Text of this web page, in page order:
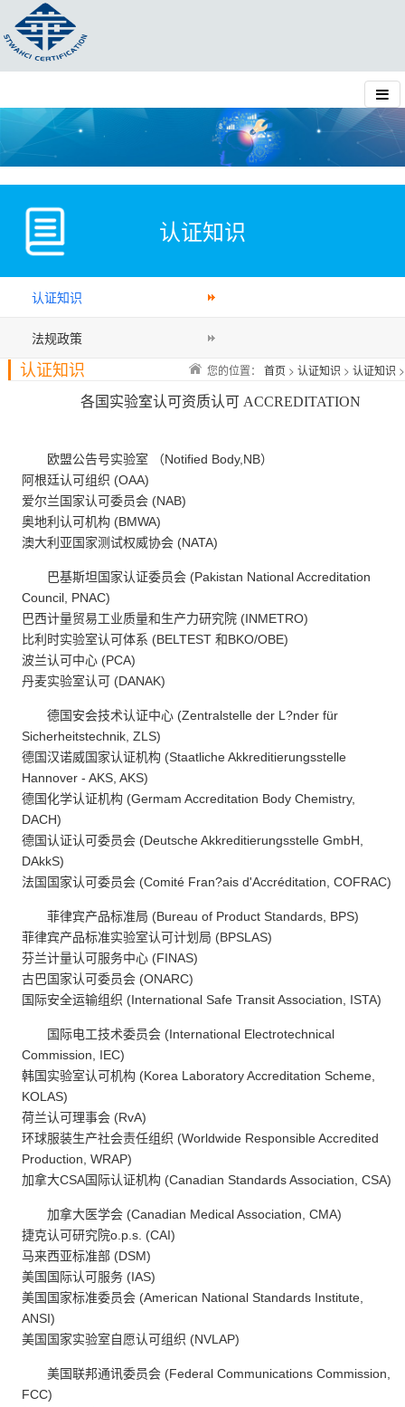
认证知识
认证知识
法规政策
认证知识
您的位置： 首页 > 认证知识 > 认证知识 >
各国实验室认可资质认可 ACCREDITATION
欧盟公告号实验室 （Notified Body,NB）
阿根廷认可组织 (OAA)
爱尔兰国家认可委员会 (NAB)
奥地利认可机构 (BMWA)
澳大利亚国家测试权威协会 (NATA)
巴基斯坦国家认证委员会 (Pakistan National Accreditation
Council, PNAC)
巴西计量贸易工业质量和生产力研究院 (INMETRO)
比利时实验室认可体系 (BELTEST 和BKO/OBE)
波兰认可中心 (PCA)
丹麦实验室认可 (DANAK)
德国安会技术认证中心 (Zentralstelle der L?nder für
Sicherheitstechnik, ZLS)
德国汉诺威国家认证机构 (Staatliche Akkreditierungsstelle
Hannover - AKS, AKS)
德国化学认证机构 (Germam Accreditation Body Chemistry,
DACH)
德国认证认可委员会 (Deutsche Akkreditierungsstelle GmbH,
DAkkS)
法国国家认可委员会 (Comité Fran?ais d'Accréditation, COFRAC)
菲律宾产品标准局 (Bureau of Product Standards, BPS)
菲律宾产品标准实验室认可计划局 (BPSLAS)
芬兰计量认可服务中心 (FINAS)
古巴国家认可委员会 (ONARC)
国际安全运输组织 (International Safe Transit Association, ISTA)
国际电工技术委员会 (International Electrotechnical
Commission, IEC)
韩国实验室认可机构 (Korea Laboratory Accreditation Scheme,
KOLAS)
荷兰认可理事会 (RvA)
环球服装生产社会责任组织 (Worldwide Responsible Accredited
Production, WRAP)
加拿大CSA国际认证机构 (Canadian Standards Association, CSA)
加拿大医学会 (Canadian Medical Association, CMA)
捷克认可研究院o.p.s. (CAI)
马来西亚标准部 (DSM)
美国国际认可服务 (IAS)
美国国家标准委员会 (American National Standards Institute,
ANSI)
美国国家实验室自愿认可组织 (NVLAP)
美国联邦通讯委员会 (Federal Communications Commission,
FCC)